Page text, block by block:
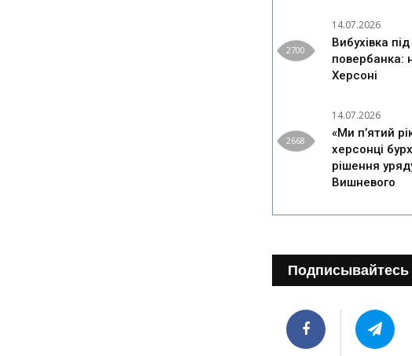
2700
14.07.2026
Вибухівка
повербанка:
Херсоні
2668
14.07.2026
«Ми п’ятий
херсонці
рішення
Вишневого
Подписывайтесь